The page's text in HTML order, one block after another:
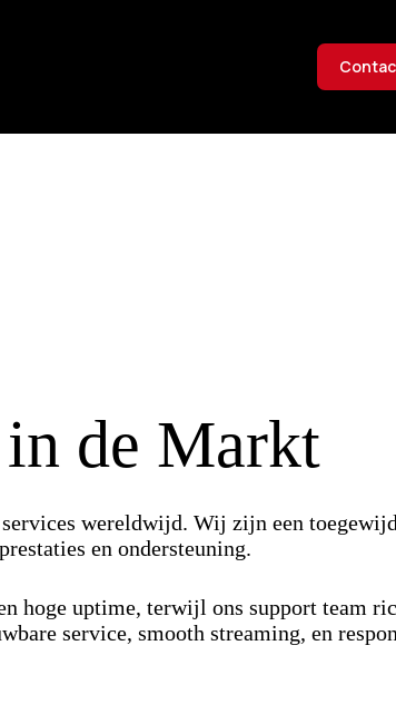
in de Markt
wereldwijd. Wij zijn een
en ondersteuning.
hoge uptime, terwijl ons support team
service, smooth streaming, en